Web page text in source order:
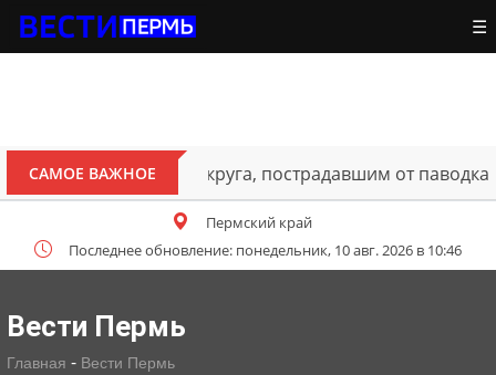
☰
САМОЕ ВАЖНОЕ
Октябрьского округа, пострадавшим от паводка
Пермский край
Последнее обновление: понедельник, 10 авг. 2026 в 10:46
Вести Пермь
Главная - Вести Пермь